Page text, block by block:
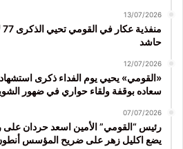
13/07/2026
حاشد
12/07/2026
«القومي» يحيي يوم الفداء ذكرى
سعاده بوقفة ولقاء حواري في ضهور
07/07/2026
رئيس “القومي” الأمين اسعد حردان
يضع اكليل زهر على ضريح المؤسس